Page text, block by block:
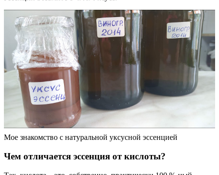
Мое знакомство с натуральной уксусной эссенцией
Чем отличается эссенция от кислоты?